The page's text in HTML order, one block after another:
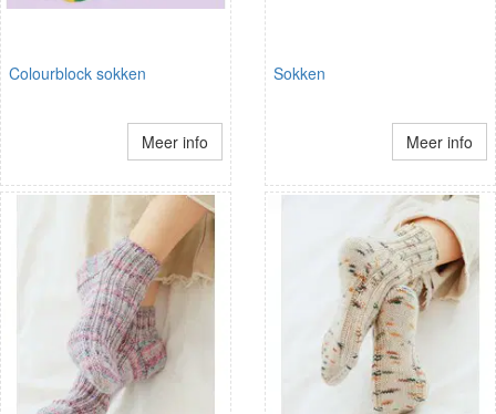
Colourblock sokken
Meer info
Sokken
Meer info